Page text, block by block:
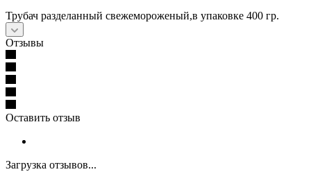
Трубач разделанный свежемороженый,в упаковке 400 гр.
Отзывы
Оставить отзыв
Загрузка отзывов...